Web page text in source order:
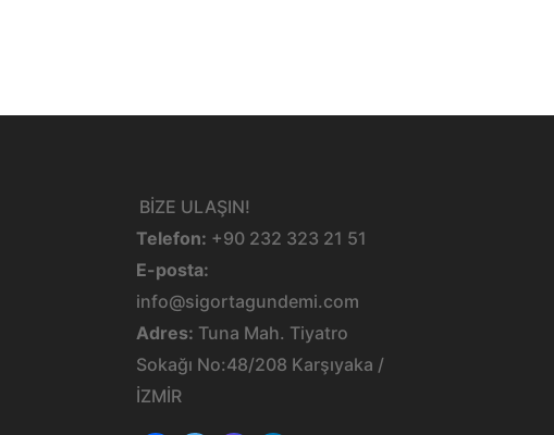
BİZE ULAŞIN!
Telefon: +90 232 323 21 51
E-posta:
info@sigortagundemi.com
Adres: Tuna Mah. Tiyatro
Sokağı No:48/208 Karşıyaka /
İZMİR